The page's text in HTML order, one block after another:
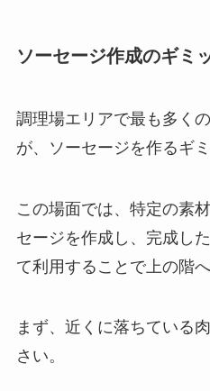
ソーセージ作成のギミ
調理場エリアで最も多く
が、ソーセージを作るギミ
この場面では、特定の素
セージを作成し、完成し
て利用することで上の階
まず、近くに落ちている
さい。